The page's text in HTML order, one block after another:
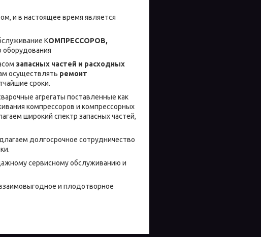
и в настоящее время является
КОМПРЕССОРОВ,
оборудования
запасных частей и расходных
осуществлять ремонт
сроки.
агрегаты поставленные как
компрессоров и компрессорных
широкий спектр запасных частей,
долгосрочное сотрудничество
сервисному обслуживанию и
и плодотворное